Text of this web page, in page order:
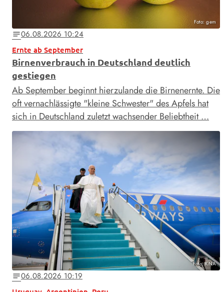
Foto: gem
notes06.08.2026 10:24
Ernte ab September
Birnenverbrauch in Deutschland deutlich
gestiegen
Ab September beginnt hierzulande die Birnenernte. Die
oft vernachlässigte "kleine Schwester" des Apfels hat
sich in Deutschland zuletzt wachsender Beliebtheit …
Foto: KNA
notes06.08.2026 10:19